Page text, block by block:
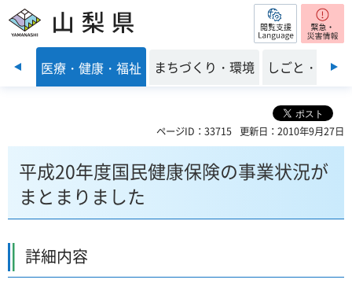
山梨県 閲覧支援
て 医療・健康・福祉 まちづくり・環境 しごと・産業
ページID：33715 更新日：2010年9月27日
平成20年度国民健康保険の事業状況が
まとまりました
詳細内容